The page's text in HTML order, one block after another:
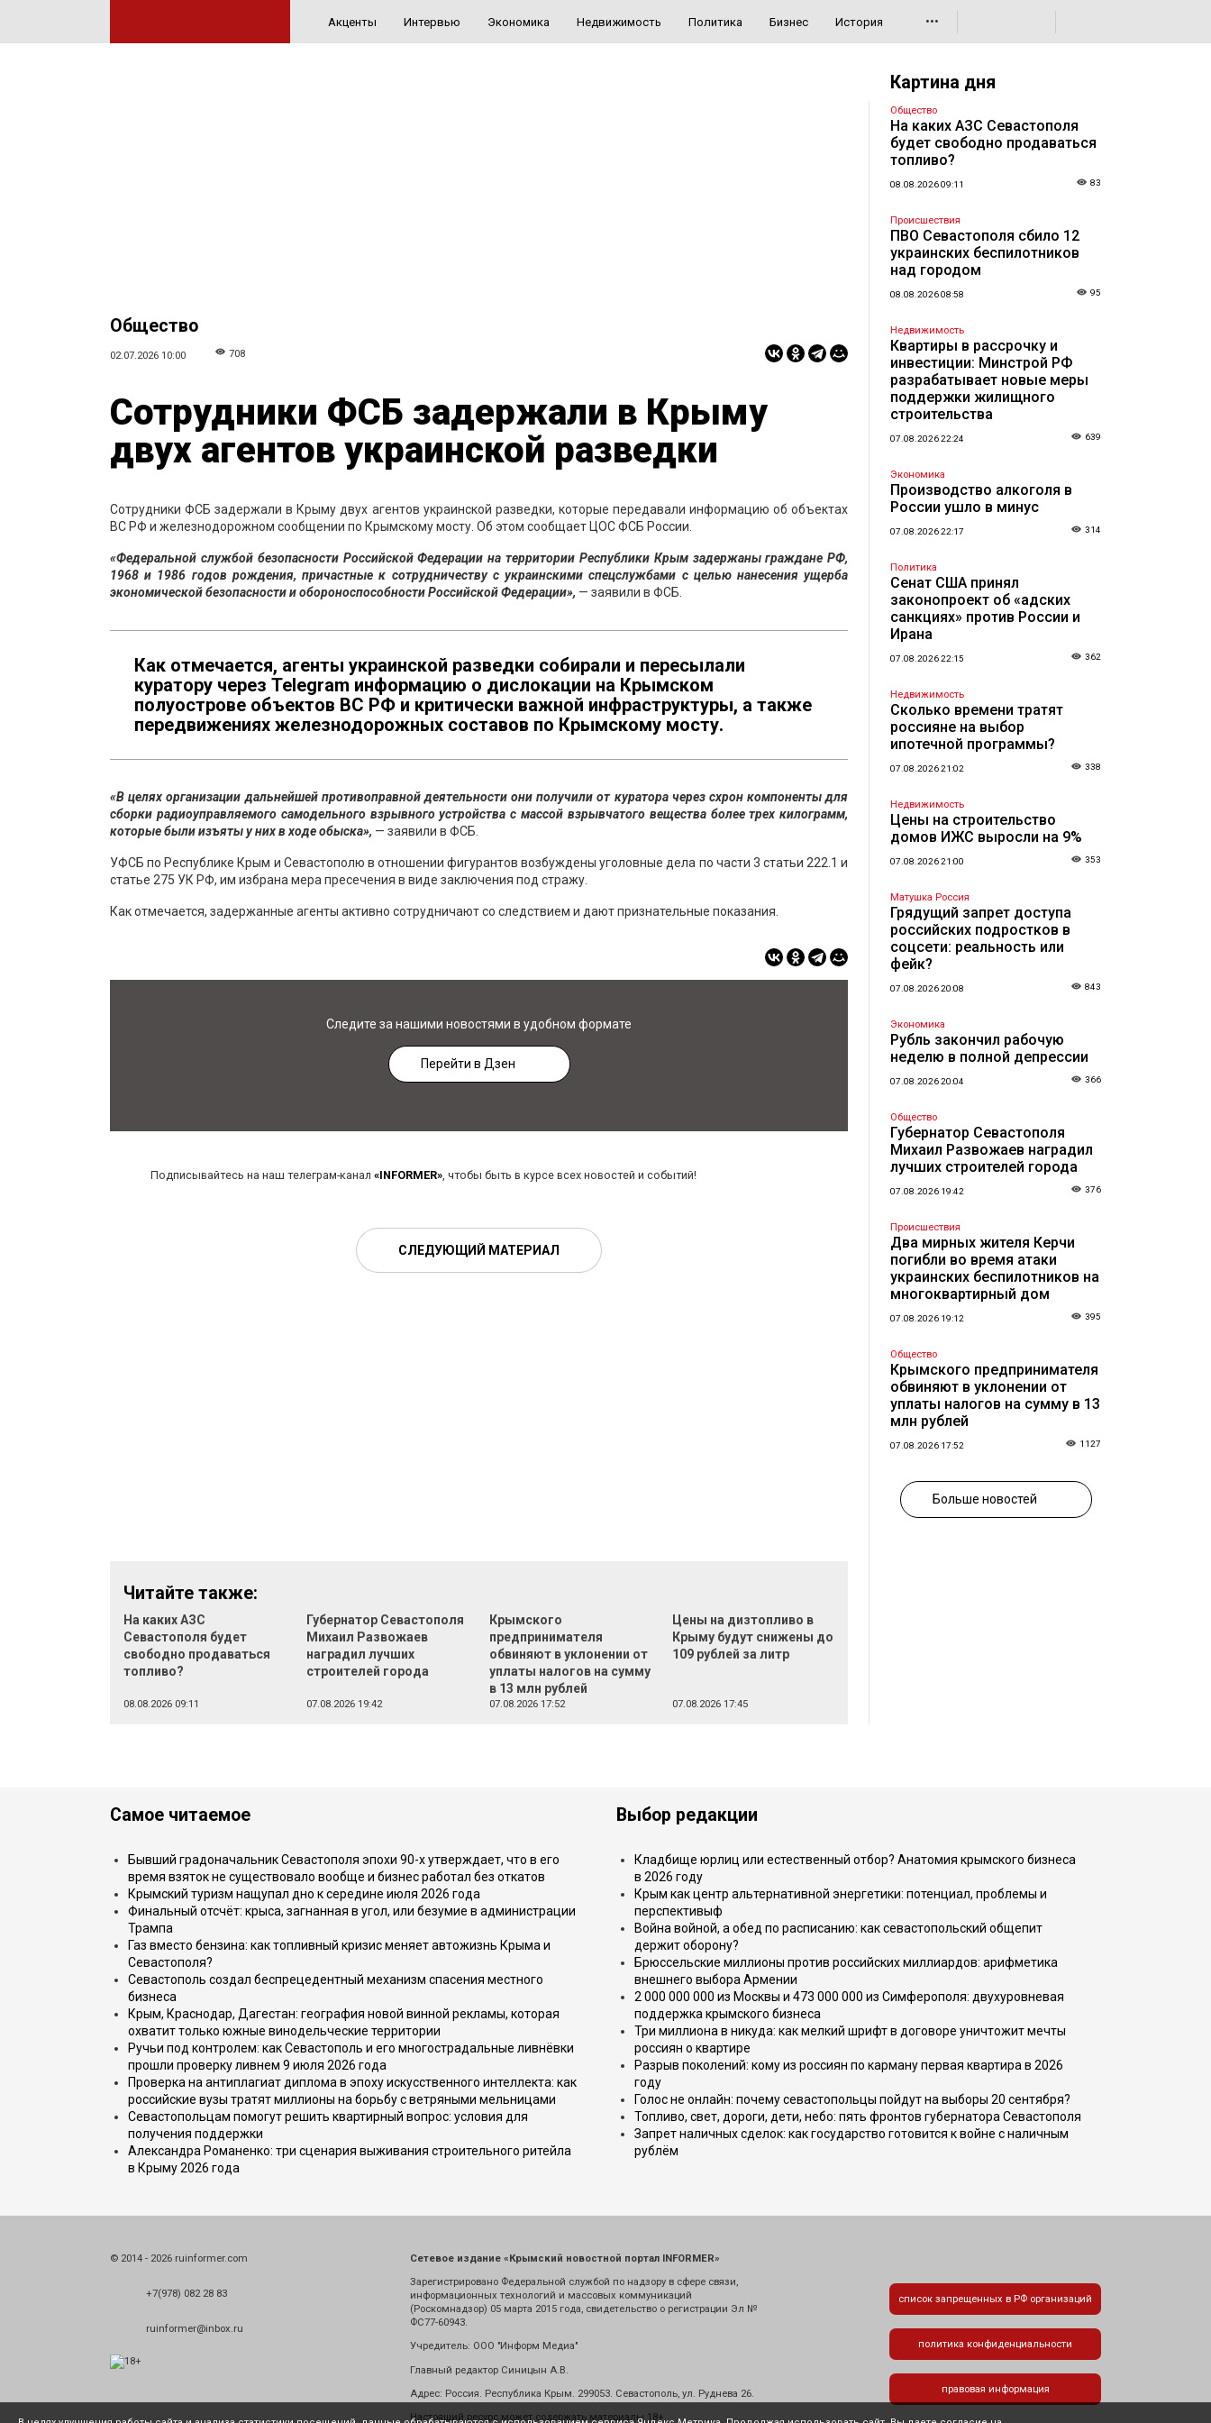
Акценты Интервью Экономика Недвижимость Политика Бизнес История •••
Общество
02.07.2026 10:00 708
Сотрудники ФСБ задержали в Крыму
двух агентов украинской разведки
Сотрудники ФСБ задержали в Крыму двух агентов украинской разведки, которые передавали информацию об объектах
ВС РФ и железнодорожном сообщении по Крымскому мосту. Об этом сообщает ЦОС ФСБ России.
«Федеральной службой безопасности Российской Федерации на территории Республики Крым задержаны граждане РФ,
1968 и 1986 годов рождения, причастные к сотрудничеству с украинскими спецслужбами с целью нанесения ущерба
экономической безопасности и обороноспособности Российской Федерации», — заявили в ФСБ.
Как отмечается, агенты украинской разведки собирали и пересылали
куратору через Telegram информацию о дислокации на Крымском
полуострове объектов ВС РФ и критически важной инфраструктуры, а также
передвижениях железнодорожных составов по Крымскому мосту.
«В целях организации дальнейшей противоправной деятельности они получили от куратора через схрон компоненты для
сборки радиоуправляемого самодельного взрывного устройства с массой взрывчатого вещества более трех килограмм,
которые были изъяты у них в ходе обыска», — заявили в ФСБ.
УФСБ по Республике Крым и Севастополю в отношении фигурантов возбуждены уголовные дела по части 3 статьи 222.1 и
статье 275 УК РФ, им избрана мера пресечения в виде заключения под стражу.
Как отмечается, задержанные агенты активно сотрудничают со следствием и дают признательные показания.
Следите за нашими новостями в удобном формате
Перейти в Дзен
Подписывайтесь на наш телеграм-канал «INFORMER», чтобы быть в курсе всех новостей и событий!
СЛЕДУЮЩИЙ МАТЕРИАЛ
Читайте также:
На каких АЗС
Севастополя будет
свободно продаваться
топливо?
08.08.2026 09:11
Губернатор Севастополя
Михаил Развожаев
наградил лучших
строителей города
07.08.2026 19:42
Крымского
предпринимателя
обвиняют в уклонении от
уплаты налогов на сумму
в 13 млн рублей
07.08.2026 17:52
Цены на дизтопливо в
Крыму будут снижены до
109 рублей за литр
07.08.2026 17:45
Картина дня
Общество
На каких АЗС Севастополя
будет свободно продаваться
топливо?
08.08.2026 09:11 83
Происшествия
ПВО Севастополя сбило 12
украинских беспилотников
над городом
08.08.2026 08:58 95
Недвижимость
Квартиры в рассрочку и
инвестиции: Минстрой РФ
разрабатывает новые меры
поддержки жилищного
строительства
07.08.2026 22:24 639
Экономика
Производство алкоголя в
России ушло в минус
07.08.2026 22:17 314
Политика
Сенат США принял
законопроект об «адских
санкциях» против России и
Ирана
07.08.2026 22:15 362
Недвижимость
Сколько времени тратят
россияне на выбор
ипотечной программы?
07.08.2026 21:02 338
Недвижимость
Цены на строительство
домов ИЖС выросли на 9%
07.08.2026 21:00 353
Матушка Россия
Грядущий запрет доступа
российских подростков в
соцсети: реальность или
фейк?
07.08.2026 20:08 843
Экономика
Рубль закончил рабочую
неделю в полной депрессии
07.08.2026 20:04 366
Общество
Губернатор Севастополя
Михаил Развожаев наградил
лучших строителей города
07.08.2026 19:42 376
Происшествия
Два мирных жителя Керчи
погибли во время атаки
украинских беспилотников на
многоквартирный дом
07.08.2026 19:12 395
Общество
Крымского предпринимателя
обвиняют в уклонении от
уплаты налогов на сумму в 13
млн рублей
07.08.2026 17:52 1127
Больше новостей
Самое читаемое
Бывший градоначальник Севастополя эпохи 90-х утверждает, что в его
время взяток не существовало вообще и бизнес работал без откатов
Крымский туризм нащупал дно к середине июля 2026 года
Финальный отсчёт: крыса, загнанная в угол, или безумие в администрации
Трампа
Газ вместо бензина: как топливный кризис меняет автожизнь Крыма и
Севастополя?
Севастополь создал беспрецедентный механизм спасения местного
бизнеса
Крым, Краснодар, Дагестан: география новой винной рекламы, которая
охватит только южные винодельческие территории
Ручьи под контролем: как Севастополь и его многострадальные ливнёвки
прошли проверку ливнем 9 июля 2026 года
Проверка на антиплагиат диплома в эпоху искусственного интеллекта: как
российские вузы тратят миллионы на борьбу с ветряными мельницами
Севастопольцам помогут решить квартирный вопрос: условия для
получения поддержки
Александра Романенко: три сценария выживания строительного ритейла
в Крыму 2026 года
Выбор редакции
Кладбище юрлиц или естественный отбор? Анатомия крымского бизнеса
в 2026 году
Крым как центр альтернативной энергетики: потенциал, проблемы и
перспективыф
Война войной, а обед по расписанию: как севастопольский общепит
держит оборону?
Брюссельские миллионы против российских миллиардов: арифметика
внешнего выбора Армении
2 000 000 000 из Москвы и 473 000 000 из Симферополя: двухуровневая
поддержка крымского бизнеса
Три миллиона в никуда: как мелкий шрифт в договоре уничтожит мечты
россиян о квартире
Разрыв поколений: кому из россиян по карману первая квартира в 2026
году
Голос не онлайн: почему севастопольцы пойдут на выборы 20 сентября?
Топливо, свет, дороги, дети, небо: пять фронтов губернатора Севастополя
Запрет наличных сделок: как государство готовится к войне с наличным
рублём
© 2014 - 2026 ruinformer.com
+7(978) 082 28 83
ruinformer@inbox.ru
Сетевое издание «Крымский новостной портал INFORMER»
Зарегистрировано Федеральной службой по надзору в сфере связи,
информационных технологий и массовых коммуникаций
(Роскомнадзор) 05 марта 2015 года, свидетельство о регистрации Эл №
ФС77-60943.
Учредитель: ООО "Информ Медиа"
Главный редактор Синицын А.В.
Адрес: Россия. Республика Крым. 299053. Севастополь, ул. Руднева 26.
Настоящий ресурс может содержать материалы 18+
список запрещенных в РФ организаций
политика конфиденциальности
правовая информация